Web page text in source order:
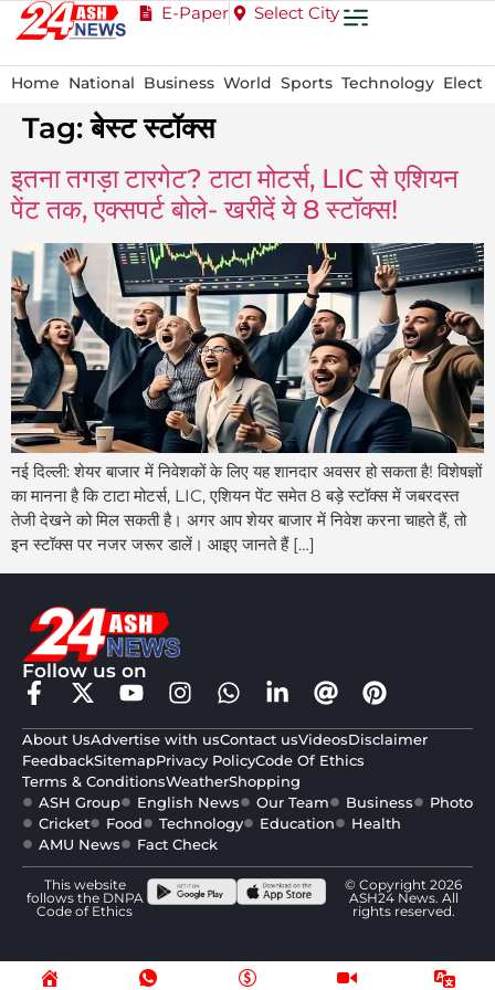
E-Paper Select City
Home National Business World Sports Technology
Tag:बेस्ट स्टॉक्स
इतना तगड़ा टारगेट? टाटा मोटर्स, LIC से एशियन
पेंट तक, एक्सपर्ट बोले- खरीदें ये 8 स्टॉक्स!
नई दिल्ली: शेयर बाजार में निवेशकों के लिए यह शानदार अवसर हो सकता है! विशेषज्ञों
का मानना है कि टाटा मोटर्स, LIC, एशियन पेंट समेत 8 बड़े स्टॉक्स में जबरदस्त
तेजी देखने को मिल सकती है। अगर आप शेयर बाजार में निवेश करना चाहते हैं, तो
इन स्टॉक्स पर नजर जरूर डालें। आइए जानते हैं […]
Follow us on
About UsAdvertise with usContact usVideosDisclaimer
FeedbackSitemapPrivacy PolicyCode Of Ethics
Terms & ConditionsWeatherShopping
ASH Group
English News Our Team Business
Photo
Cricket
Food Technology Education
Health
AMU News
Fact Check
This website
follows the DNPA
Code of Ethics
© Copyright 2026
ASH24 News. All
rights reserved.